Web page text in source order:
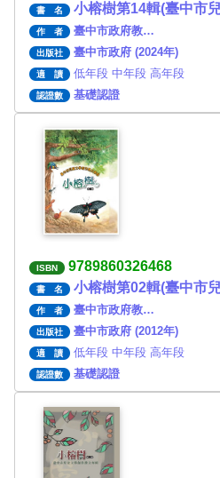
書 名 小榕樹第14輯(臺中市
作 者 臺中市政府教…
出版社 臺中市政府 (2024年)
適 讀 低年段 中年段 高年段
認證數 基礎認證
ISBN 9789860326468
書 名 小榕樹第02輯(臺中市
作 者 臺中市政府教…
出版社 臺中市政府 (2012年)
適 讀 低年段 中年段 高年段
認證數 基礎認證